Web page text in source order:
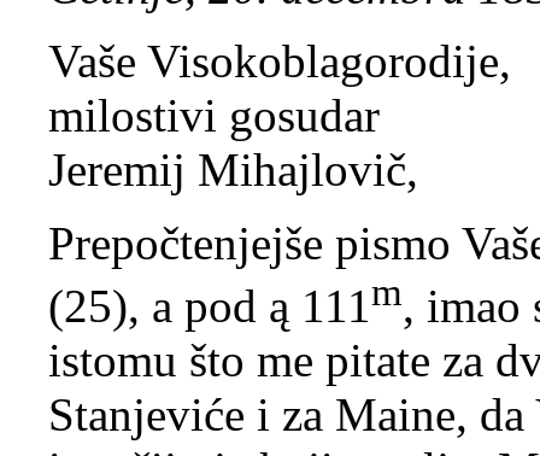
Vaše Visokoblagorodije,
milostivi gosudar
Jeremij Mihajlovič,
Prepočtenjejše pismo
(25), a pod ą 111m, imao
istomu što me pitate za
Stanjeviće i za Maine,